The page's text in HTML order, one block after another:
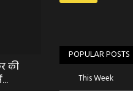
की
POPULAR POSTS
This Week